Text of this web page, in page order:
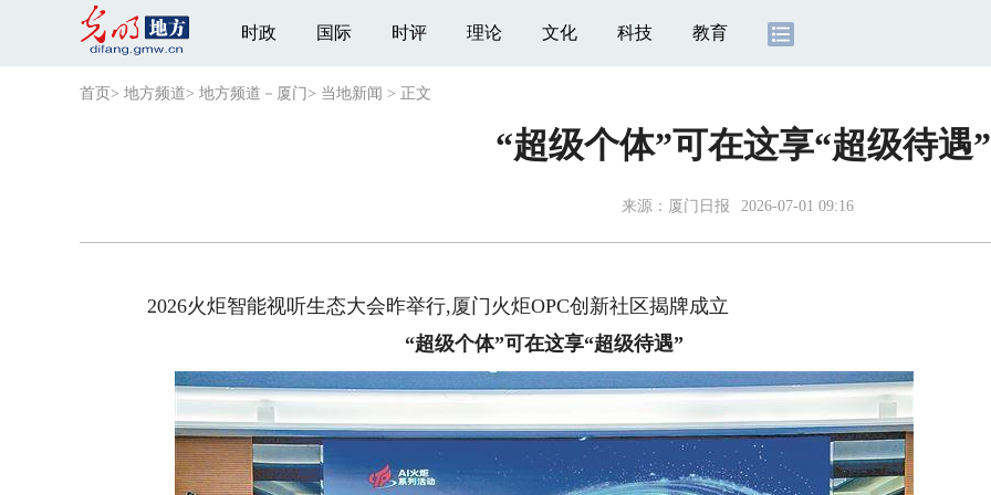
时政 国际 时评 理论 文化 科技 教育
首页 > 地方频道> 地方频道－厦门> 当地新闻 > 正文
“超级个体”可在这享“超级待遇”
来源： 厦门日报 2026-07-01 09:16
2026火炬智能视听生态大会昨举行,厦门火炬OPC创新社区揭牌成立
“超级个体”可在这享“超级待遇”